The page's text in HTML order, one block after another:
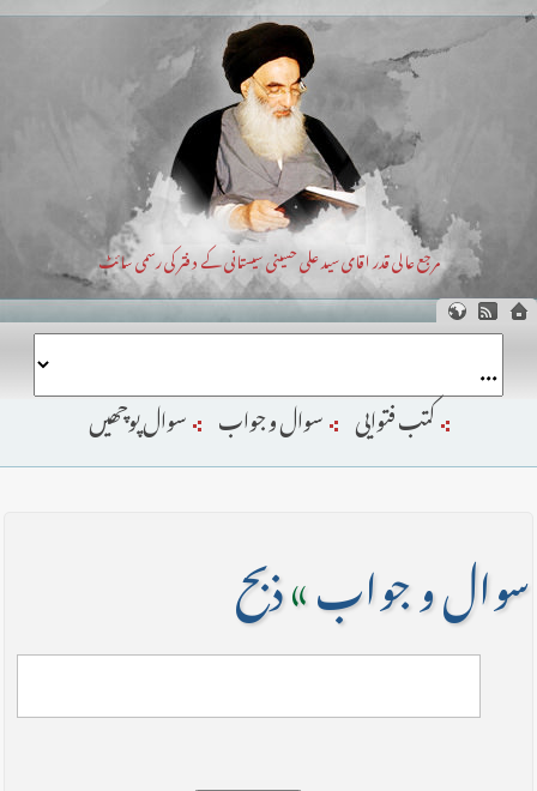
مرجع عالی قدر اقای سید علی حسینی سیستانی کے دفتر کی رسمی سائٹ
کتب فتوایی سوال و جواب سوال پوچھیں
سوال و جواب»ذبح